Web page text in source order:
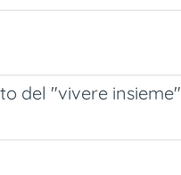
del "vivere insieme"